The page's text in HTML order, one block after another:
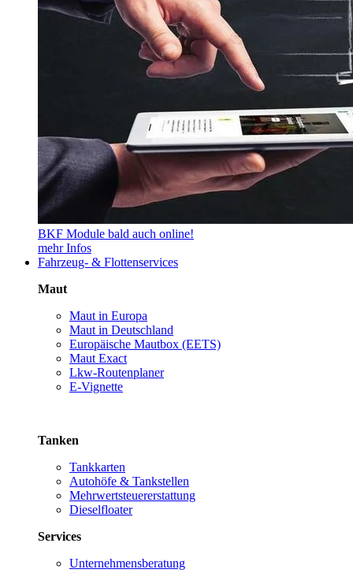
BKF Module bald auch online!
mehr Infos
Fahrzeug- & Flottenservices
Maut
Maut in Europa
Maut in Deutschland
Europäische Mautbox (EETS)
Maut Exact
Lkw-Routenplaner
E-Vignette
Tanken
Tankkarten
Autohöfe & Tankstellen
Mehrwertsteuererstattung
Dieselfloater
Services
Unternehmensberatung